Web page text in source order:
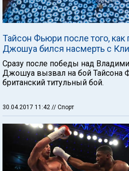
Тайсон Фьюри после того,
Джошуа бился насмерть с
Сразу после победы над
Джошуа вызвал на бой Тайсона
британский титульный бой.
30.04.2017 11:42 // Спорт